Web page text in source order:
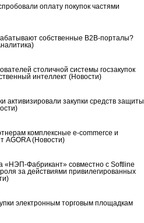
оплату покупок частями
собственные B2B-порталы?
столичной системы госзакупок
интеллект (Новости)
активизировали закупки средств защиты
комплексные e-commerce и
AGORA(Новости)
«НЭП-Фабрикант» совместно с Softline
за действиями привилегированных
электронным торговым площадкам